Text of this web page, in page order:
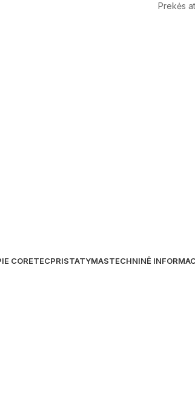
Prekės
CORETECPRISTATYMASTECHNINĖ